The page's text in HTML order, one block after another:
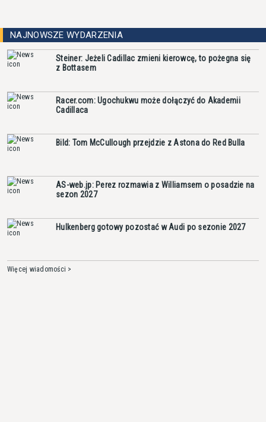
NAJNOWSZE WYDARZENIA
Steiner: Jeżeli Cadillac zmieni kierowcę, to pożegna się
z Bottasem
Racer.com: Ugochukwu może dołączyć do Akademii
Cadillaca
Bild: Tom McCullough przejdzie z Astona do Red Bulla
AS-web.jp: Perez rozmawia z Williamsem o posadzie na
sezon 2027
Hulkenberg gotowy pozostać w Audi po sezonie 2027
Więcej wiadomości >